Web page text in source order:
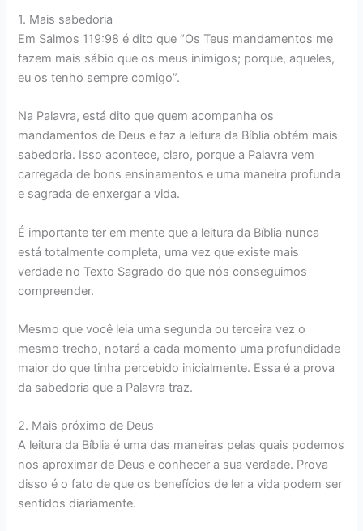
1. Mais sabedoria
Em Salmos 119:98 é dito que “Os Teus mandamentos me
fazem mais sábio que os meus inimigos; porque, aqueles,
eu os tenho sempre comigo”.
Na Palavra, está dito que quem acompanha os
mandamentos de Deus e faz a leitura da Bíblia obtém mais
sabedoria. Isso acontece, claro, porque a Palavra vem
carregada de bons ensinamentos e uma maneira profunda
e sagrada de enxergar a vida.
É importante ter em mente que a leitura da Bíblia nunca
está totalmente completa, uma vez que existe mais
verdade no Texto Sagrado do que nós conseguimos
compreender.
Mesmo que você leia uma segunda ou terceira vez o
mesmo trecho, notará a cada momento uma profundidade
maior do que tinha percebido inicialmente. Essa é a prova
da sabedoria que a Palavra traz.
2. Mais próximo de Deus
A leitura da Bíblia é uma das maneiras pelas quais podemos
nos aproximar de Deus e conhecer a sua verdade. Prova
disso é o fato de que os benefícios de ler a vida podem ser
sentidos diariamente.